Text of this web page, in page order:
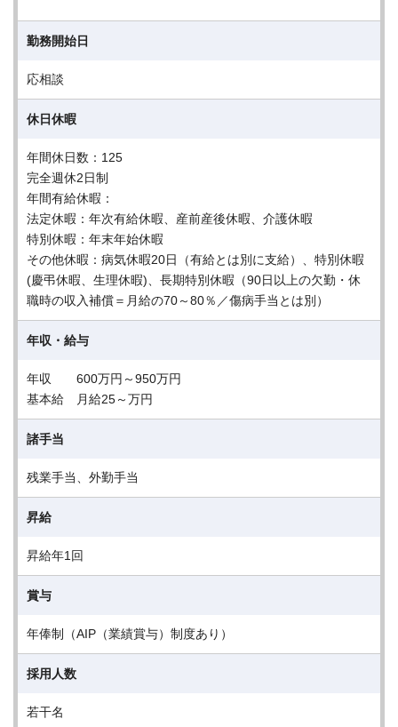
勤務開始日
応相談
休日休暇
年間休日数：125
完全週休2日制
年間有給休暇：
法定休暇：年次有給休暇、産前産後休暇、介護休暇
特別休暇：年末年始休暇
その他休暇：病気休暇20日（有給とは別に支給）、特別休暇
(慶弔休暇、生理休暇)、長期特別休暇（90日以上の欠勤・休
職時の収入補償＝月給の70～80％／傷病手当とは別）
年収・給与
年収 600万円～950万円
基本給 月給25～万円
諸手当
残業手当、外勤手当
昇給
昇給年1回
賞与
年俸制（AIP（業績賞与）制度あり）
採用人数
若干名